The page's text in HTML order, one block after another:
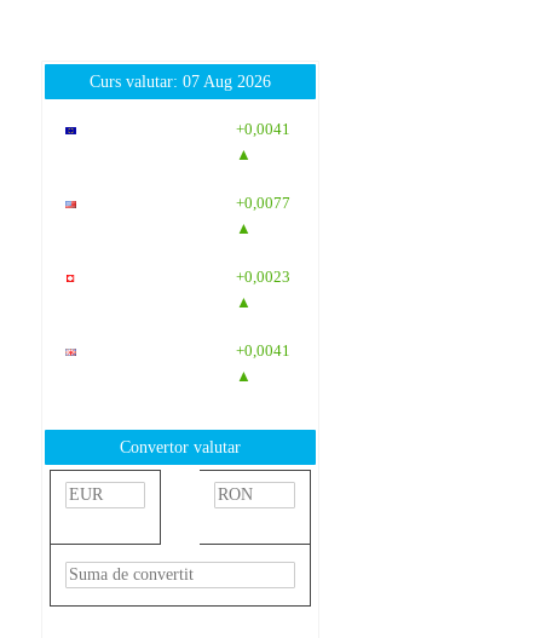
Curs valutar: 07 Aug 2026
+0,0041
▲
+0,0077
▲
+0,0023
▲
+0,0041
▲
Convertor valutar